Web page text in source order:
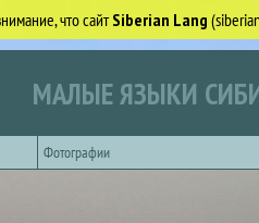
что сайтSiberian Lang
МАЛЫЕ ЯЗЫКИ
Фотографии